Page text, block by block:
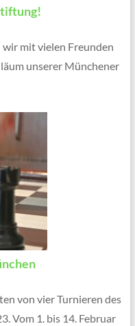
mit vielen Freunden
unserer Münchener
von vier Turnieren des
Vom 1. bis 14. Februar